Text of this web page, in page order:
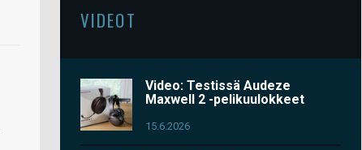
VIDEOT
Video: Testissä Audeze
Maxwell 2 -pelikuulokkeet
15.6.2026